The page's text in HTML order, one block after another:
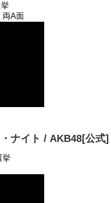
A面
ナイト / AKB48[公式]
挙